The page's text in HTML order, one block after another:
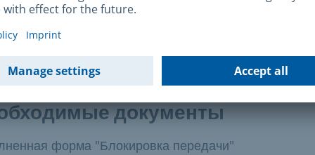
зарегистрированы на портале Bayernportal с
возможна в рамках онлайн-сервиса).
документы
форма "Блокировка передачи"